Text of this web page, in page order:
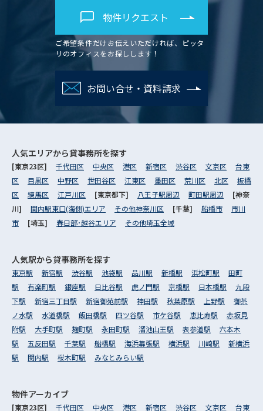
物件リクエスト
ご希望条件だけお伝えいただければ、ピッタ
リのオフィスをお探しします！
お問い合せ・資料請求
人気エリアから貸事務所を探す
[東京23区] 千代田区 中央区 港区 新宿区 渋谷区 文京区
台東
区
目黒区 中野区 世田谷区 江東区 墨田区 荒川区 北区
板橋
区
練馬区 江戸川区 [東京都下] 八王子駅周辺 町田駅周辺
[神奈
川] 関内駅東口(海側)エリア その他神奈川区 [千葉] 船橋市
市川
市
[埼玉] 春日部･越谷エリア その他埼玉全域
人気駅から貸事務所を探す
東京駅 新宿駅 渋谷駅 池袋駅 品川駅 新橋駅 浜松町駅
田町
駅
有楽町駅 銀座駅 日比谷駅 虎ノ門駅 京橋駅 日本橋駅
九段
下駅
新宿三丁目駅 新宿御苑前駅 神田駅 秋葉原駅 上野駅
御茶
ノ水駅
水道橋駅 飯田橋駅 四ツ谷駅 市ケ谷駅 恵比寿駅
赤坂見
附駅
大手町駅 麹町駅 永田町駅 溜池山王駅 表参道駅
六本木
駅
五反田駅 千葉駅 船橋駅 海浜幕張駅 横浜駅 川崎駅
新横浜
駅
関内駅 桜木町駅 みなとみらい駅
物件アーカイブ
[東京23区] 千代田区 中央区 港区 新宿区 渋谷区 文京区 台東